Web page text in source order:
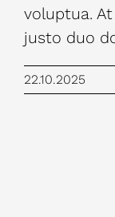
Projekte
Karriere
voluptua.
justo duo
22.10.2025